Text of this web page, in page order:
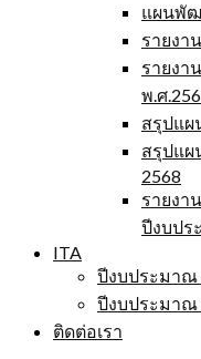
แผนพัฒ
รายงา
รายงา
พ.ศ
สรุปแผ
สรุปแผ
2568
รายงา
ปีงบปร
ITA
ปีงบประมาณ
ปีงบประมาณ
ติดต่อเรา